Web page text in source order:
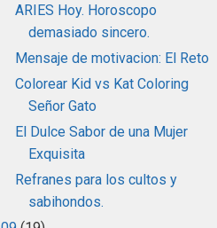
ARIES Hoy. Horoscopo
demasiado sincero.
Mensaje de motivacion: El Reto
Colorear Kid vs Kat Coloring
Señor Gato
El Dulce Sabor de una Mujer
Exquisita
Refranes para los cultos y
sabihondos.